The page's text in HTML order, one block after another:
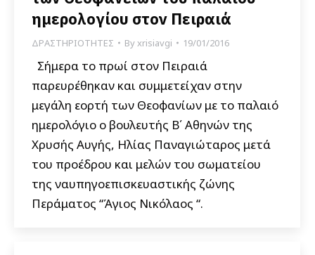
ημερολογίου στον Πειραιά
ΔΡΑΣΤΗΡΙΟΤΗΤΕΣ Byxrisiavgi 19/01/2016
Σήμερα το πρωί στον Πειραιά
παρευρέθηκαν και συμμετείχαν στην
μεγάλη εορτή των Θεοφανίων με το παλαιό
ημερολόγιο ο βουλευτής Β΄ Αθηνών της
Χρυσής Αυγής, Ηλίας Παναγιώταρος μετά
του προέδρου και μελών του σωματείου
της ναυπηγοεπισκευαστικής ζώνης
Περάματος “Άγιος Νικόλαος “.